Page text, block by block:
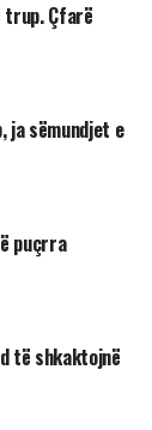
trup. Çfarë
ja sëmundjet e
puçrra
të shkaktojnë